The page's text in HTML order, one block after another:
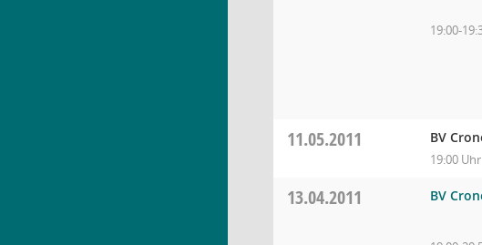
19:00-
11.05.2011 BV
19:00 Uhr
13.04.2011 BV